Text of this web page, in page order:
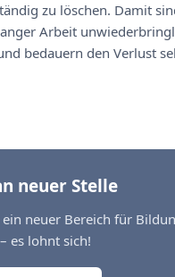
zu löschen. Damit
Arbeit
bedauern den Verlust
neuer Stelle
neuer Bereich für
es lohnt sich!